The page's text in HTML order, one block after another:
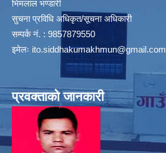
भिमलाल भण्डारी
सुचना प्रविधि अधिकृत/सूचना अधिकारी
सम्पर्क नं. : 9857879550
इमेलः ito.siddhakumakhmun@gmail.com
प्रवक्ताको जानकारी